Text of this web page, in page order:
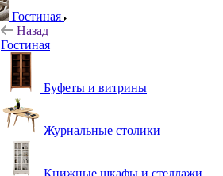
Гостиная
Назад
Гостиная
Буфеты и витрины
Журнальные столики
Книжные шкафы и стеллажи